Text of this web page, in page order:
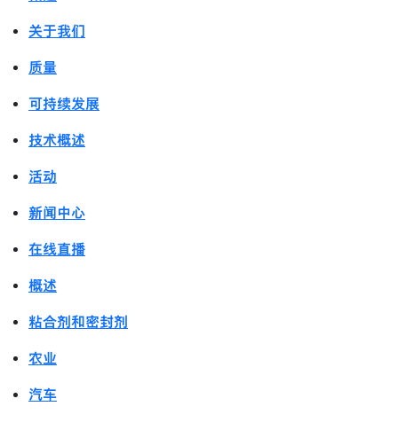
关于我们
质量
可持续发展
技术概述
活动
新闻中心
在线直播
概述
粘合剂和密封剂
农业
汽车